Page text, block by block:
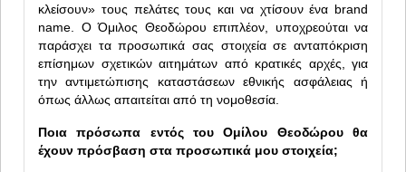
κλείσουν» τους πελάτες τους και να χτίσουν ένα brand
name. Ο Όμιλος Θεοδώρου επιπλέον, υποχρεούται να
παράσχει τα προσωπικά σας στοιχεία σε ανταπόκριση
επίσημων σχετικών αιτημάτων από κρατικές αρχές, για
την αντιμετώπισης καταστάσεων εθνικής ασφάλειας ή
όπως άλλως απαιτείται από τη νομοθεσία.
Ποια πρόσωπα εντός του Ομίλου Θεοδώρου θα
έχουν πρόσβαση στα προσωπικά μου στοιχεία;